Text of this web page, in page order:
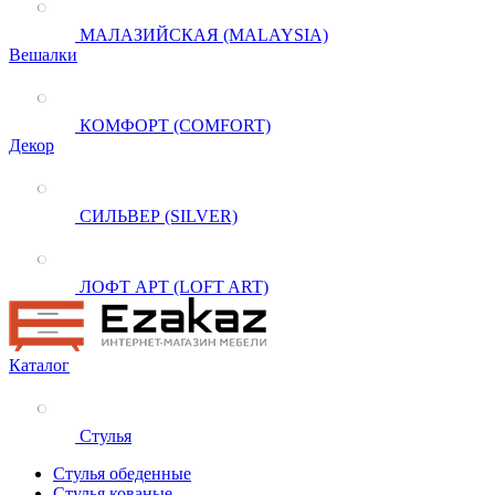
МАЛАЗИЙСКАЯ (MALAYSIA)
Вешалки
КОМФОРТ (COMFORT)
Декор
СИЛЬВЕР (SILVER)
ЛОФТ АРТ (LOFT ART)
Каталог
Стулья
Стулья обеденные